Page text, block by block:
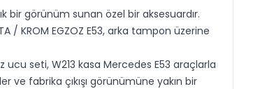
bir görünüm sunan özel bir aksesuardır.
/ KROM EGZOZ E53, arka tampon üzerine
seti, W213 kasa Mercedes E53 araçlarla
fabrika çıkışı görünümüne yakın bir